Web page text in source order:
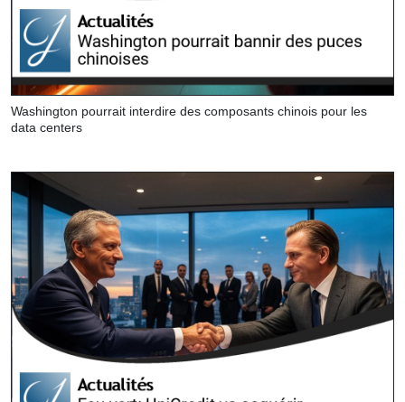
Washington pourrait interdire des composants chinois pour les
data centers